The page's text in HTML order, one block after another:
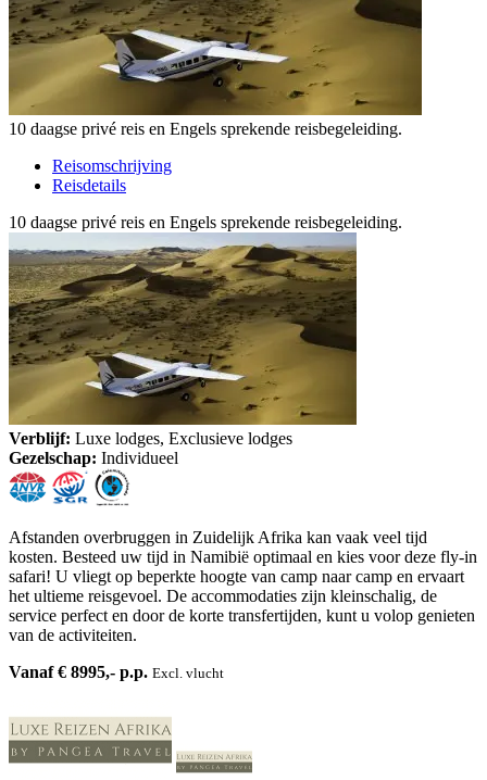
10 daagse privé reis en Engels sprekende reisbegeleiding.
Reisomschrijving
Reisdetails
10 daagse privé reis en Engels sprekende reisbegeleiding.
Verblijf: Luxe lodges, Exclusieve lodges
Gezelschap: Individueel
Afstanden overbruggen in Zuidelijk Afrika kan vaak veel tijd
kosten. Besteed uw tijd in Namibië optimaal en kies voor deze fly-in
safari! U vliegt op beperkte hoogte van camp naar camp en ervaart
het ultieme reisgevoel. De accommodaties zijn kleinschalig, de
service perfect en door de korte transfertijden, kunt u volop genieten
van de activiteiten.
Vanaf € 8995,- p.p. Excl. vlucht